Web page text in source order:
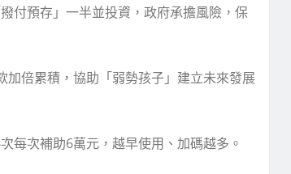
付預存」一半並投資，政府承擔風險，保
倍累積，協助「弱勢孩子」建立未來發展
每次補助6萬元，越早使用、加碼越多。